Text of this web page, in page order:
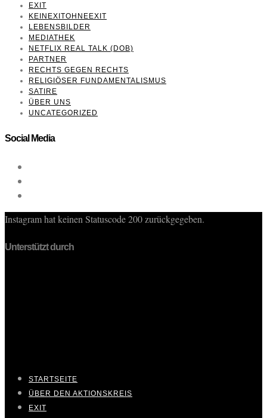
EXIT
KEINEXITOHNEEXIT
LEBENSBILDER
MEDIATHEK
NETFLIX REAL TALK (DOB)
PARTNER
RECHTS GEGEN RECHTS
RELIGIÖSER FUNDAMENTALISMUS
SATIRE
ÜBER UNS
UNCATEGORIZED
Social Media
Instagram hat keinen Statuscode 200 zurückgegeben.
Unterstützt durch
STARTSEITE
ÜBER DEN AKTIONSKREIS
EXIT